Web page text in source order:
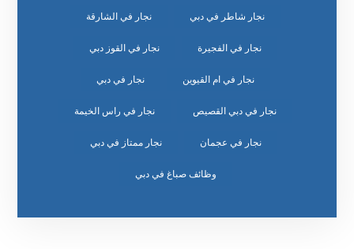
نجار شاطر في دبي نجار في الشارقة
نجار في الفجيرة نجار في القوز دبي
نجار في ام القيوين نجار في دبي
نجار في دبي القصيص نجار في راس الخيمة
نجار في عجمان نجار ممتاز في دبي
وظائف صباغ في دبي